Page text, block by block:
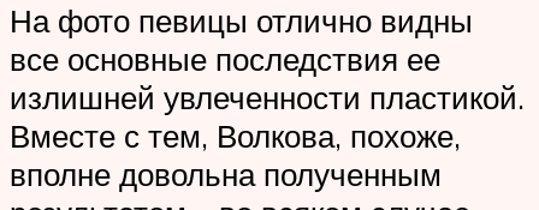
На фото певицы отлично видны
все основные последствия ее
излишней увлеченности пластикой.
Вместе с тем, Волкова, похоже,
вполне довольна полученным